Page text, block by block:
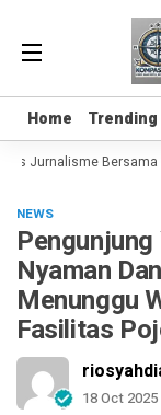
Home Trending
Home Trending
Jurnalisme Bersama
NEWS
Nyaman
Menunggu
Fasilitas
18 Oct 2025